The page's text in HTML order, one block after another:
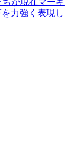
力強く表現し